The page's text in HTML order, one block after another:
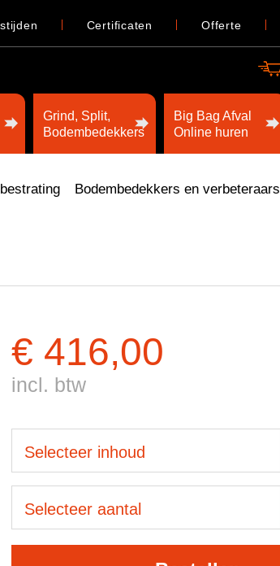
Certificaten Offerte
Grind, Split,
Bodembedekkers
Big Bag Afval
Online huren
Bodembedekkers en verbeteraars
€ 416,00
incl. btw
Selecteer inhoud
Selecteer aantal